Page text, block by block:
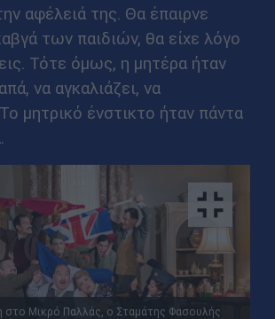
αφέλειά της. Θα έπαιρνε
των παιδιών, θα είχε λόγο
Τότε όμως, η μητέρα ήταν
να αγκαλιάζει, να
μητρικό ένστικτο ήταν πάντα
στο Μικρό Παλλάς, ο Σταμάτης Φασουλής